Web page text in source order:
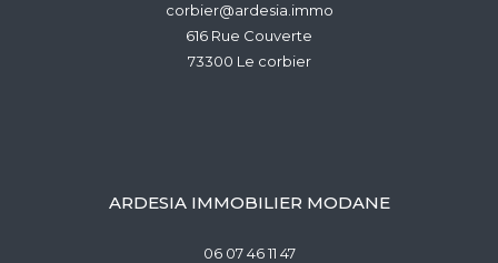
corbier@ardesia.immo
616 Rue Couverte
73300
le corbier
ARDESIA IMMOBILIER MODANE
06 07 46 11 47